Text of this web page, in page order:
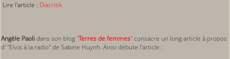
Lire l'article : Diacritik
Angèle Paoli dans son blog"Terres de femmes"consacre un long article à propos
d' "Elvis à la radio" de Sabine Huynh. Ainsi débute l'article :